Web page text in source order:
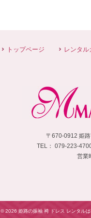
トップページ レンタ
〒670-0912 姫
TEL： 079-223-
営業
©2026 姫路の振袖 袴 ドレス レンタル